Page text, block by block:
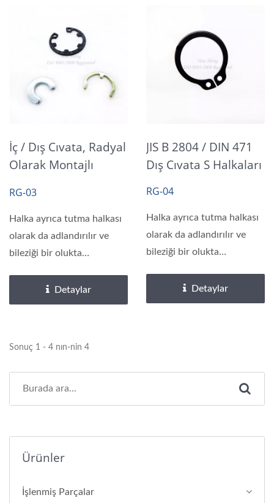
İç / Dış Cıvata, Radyal
Olarak Montajlı
RG-03
Halka ayrıca tutma halkası
olarak da adlandırılır ve
bileziği bir olukta
Detaylar
JIS B 2804 / DIN 471
Dış Cıvata S Halkaları
RG-04
Halka ayrıca tutma halkası
olarak da adlandırılır ve
bileziği bir olukta
Detaylar
Sonuç 1 - 4 nın-nin 4
Ürünler
İşlenmiş Parçalar